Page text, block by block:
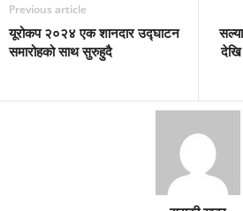
Previous article
यूरोकप २०२४ एक शानदार उद्घाटन
समारोहको साथ सुरुहुदै